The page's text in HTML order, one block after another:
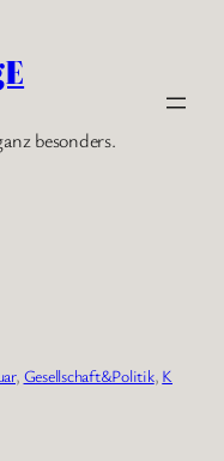
besonders.
, Gesellschaft&Politik, K